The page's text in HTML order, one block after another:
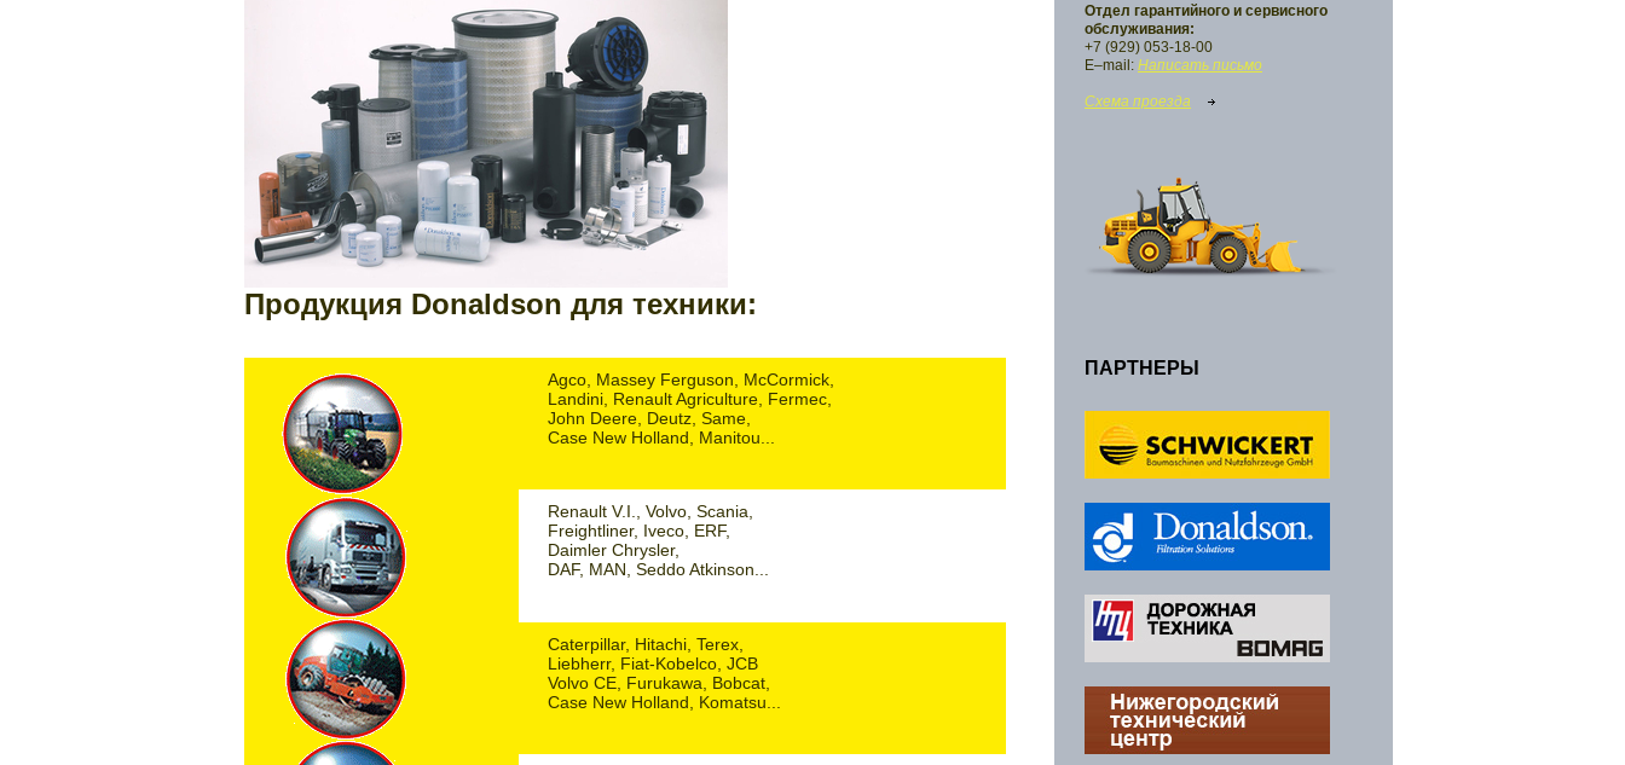
Отдел гарантийного и сервисного
обслуживания:
+7 (929) 053-18-00
E–mail: Написать письмо
Схема проезда
ПАРТНЕРЫ
Продукция Donaldson для техники:
Agco, Massey Ferguson, McCormick,
Landini, Renault Agriculture, Fermec,
John Deere, Deutz, Same,
Case New Holland, Manitou...
Renault V.I., Volvo, Scania,
Freightliner, Iveco, ERF,
Daimler Chrysler,
DAF, MAN, Seddo Atkinson...
Caterpillar, Hitachi, Terex,
Liebherr, Fiat-Kobelco, JCB
Volvo CE, Furukawa, Bobcat,
Case New Holland, Komatsu...